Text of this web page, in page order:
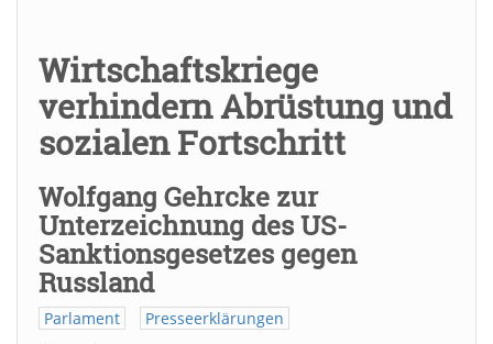
Wirtschaftskriege
verhindern Abrüstung und
sozialen Fortschritt
Wolfgang Gehrcke zur
Unterzeichnung des US-
Sanktionsgesetzes gegen
Russland
Parlament
Presseerklärungen